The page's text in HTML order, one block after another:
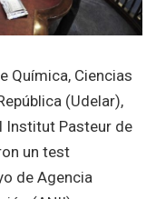
Química, Ciencias
(Udelar),
Institut Pasteur de
un test
de Agencia